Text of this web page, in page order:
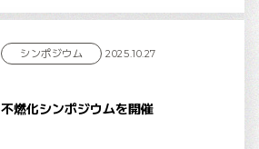
不燃化シンポジウムを開催
シンポジウム 2025.10.27